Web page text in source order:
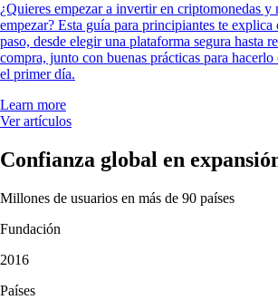
¿Quieres empezar a invertir en criptomonedas y
empezar? Esta guía para principiantes te explica
paso, desde elegir una plataforma segura hasta
compra, junto con buenas prácticas para
el primer día.
Learn more
Ver artículos
Confianza global en
Millones de usuarios en más de 90 países
Fundación
2016
Países